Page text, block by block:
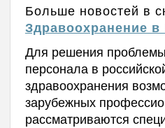
Больше новостей в
Здравоохранение в
Для решения
персонала в
здравоохранения
зарубежных
рассматриваются